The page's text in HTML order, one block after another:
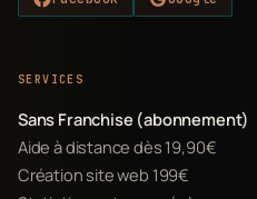
SERVICES
Sans Franchise (abonnement)
Aide à distance dès 19,90€
Création site web 199€